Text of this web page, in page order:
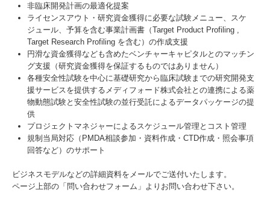
会社案内
概要
本社
つくば研究所
採用情報
中途採用情報 ＜営業担当＞
非臨床開発計画の最適化提案
ライセンスアウト・研究資金獲得に必要な試験メニュー、スケ
ジュール、予算を含む事業計画書（Target Product Profiling ,
Target Research Profiling を含む）の作成支援
円滑な資金獲得なども含めたベンチャーキャピタルとのマッチン
グ支援（研究資金獲得を保証するものではありません）
各種安全性試験を中心に基礎研究から臨床試験までの研究開発支
援サービスを提供するメディフォード株式会社との連携による薬
物動態試験と安全性試験の並行受託によるデータパッケージの提
供
プロジェクトマネジャーによるスケジュール管理とコスト管理
規制当局対応（PMDA相談参加・資料作成・CTD作成・照会事項
回答など）のサポート
ビジネスモデルなどの詳細資料をメールでご送付いたします。
ページ上部の「問い合わせフォーム」よりお問い合わせ下さい。